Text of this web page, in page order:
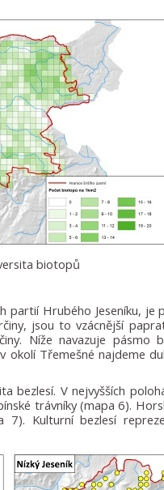
biotopů
partií Hrubého Jeseníku,
jsou to vzácnější
Níže navazuje pásmo
okolí Třemešné najdeme
bezlesí. V nejvyšších
trávníky (mapa 6).
7). Kulturní bezlesí